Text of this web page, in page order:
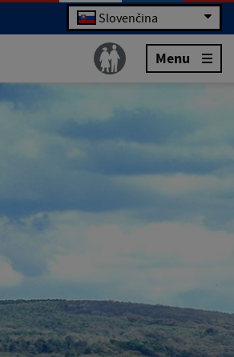
Slovenčina
Menu